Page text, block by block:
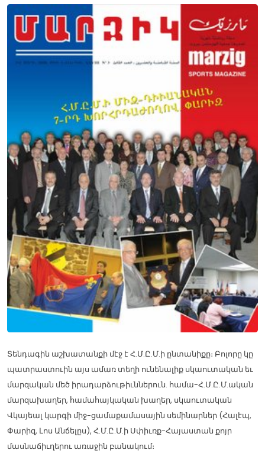
Տենդագին աշխատանքի մէջ է Հ.Մ.Ը.Մ.ի ընտանիքը։ Բոլորը կը
պատրաստուին այս ամառ տեղի ունենալիք սկաուտական եւ
մարզական մեծ իրադարձութիւններուն. համա-Հ.Մ.Ը.Մ.ական
մարզախաղեր, համահայկական խաղեր, սկաուտական
Վկայեալ կարգի միջ-ցամաքամասային սեմինարներ (Հալէպ,
Փարիզ, Լոս Անճելըս), Հ.Մ.Ը.Մ.ի Սփիւռք-Հայաստան քոյր
մասնաճիւղերու առաջին բանակում։